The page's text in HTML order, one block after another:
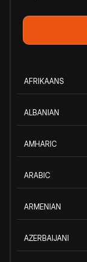
AFRIKAANS
ALBANIAN
AMHARIC
ARABIC
ARMENIAN
AZERBAIJANI